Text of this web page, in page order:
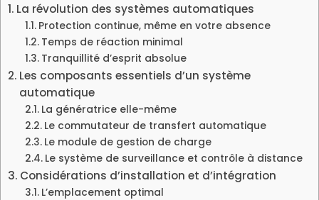
La révolution des systèmes automatiques
Protection continue, même en votre absence
Temps de réaction minimal
Tranquillité d’esprit absolue
Les composants essentiels d’un système
automatique
La génératrice elle-même
Le commutateur de transfert automatique
Le module de gestion de charge
Le système de surveillance et contrôle à distance
Considérations d’installation et d’intégration
L’emplacement optimal